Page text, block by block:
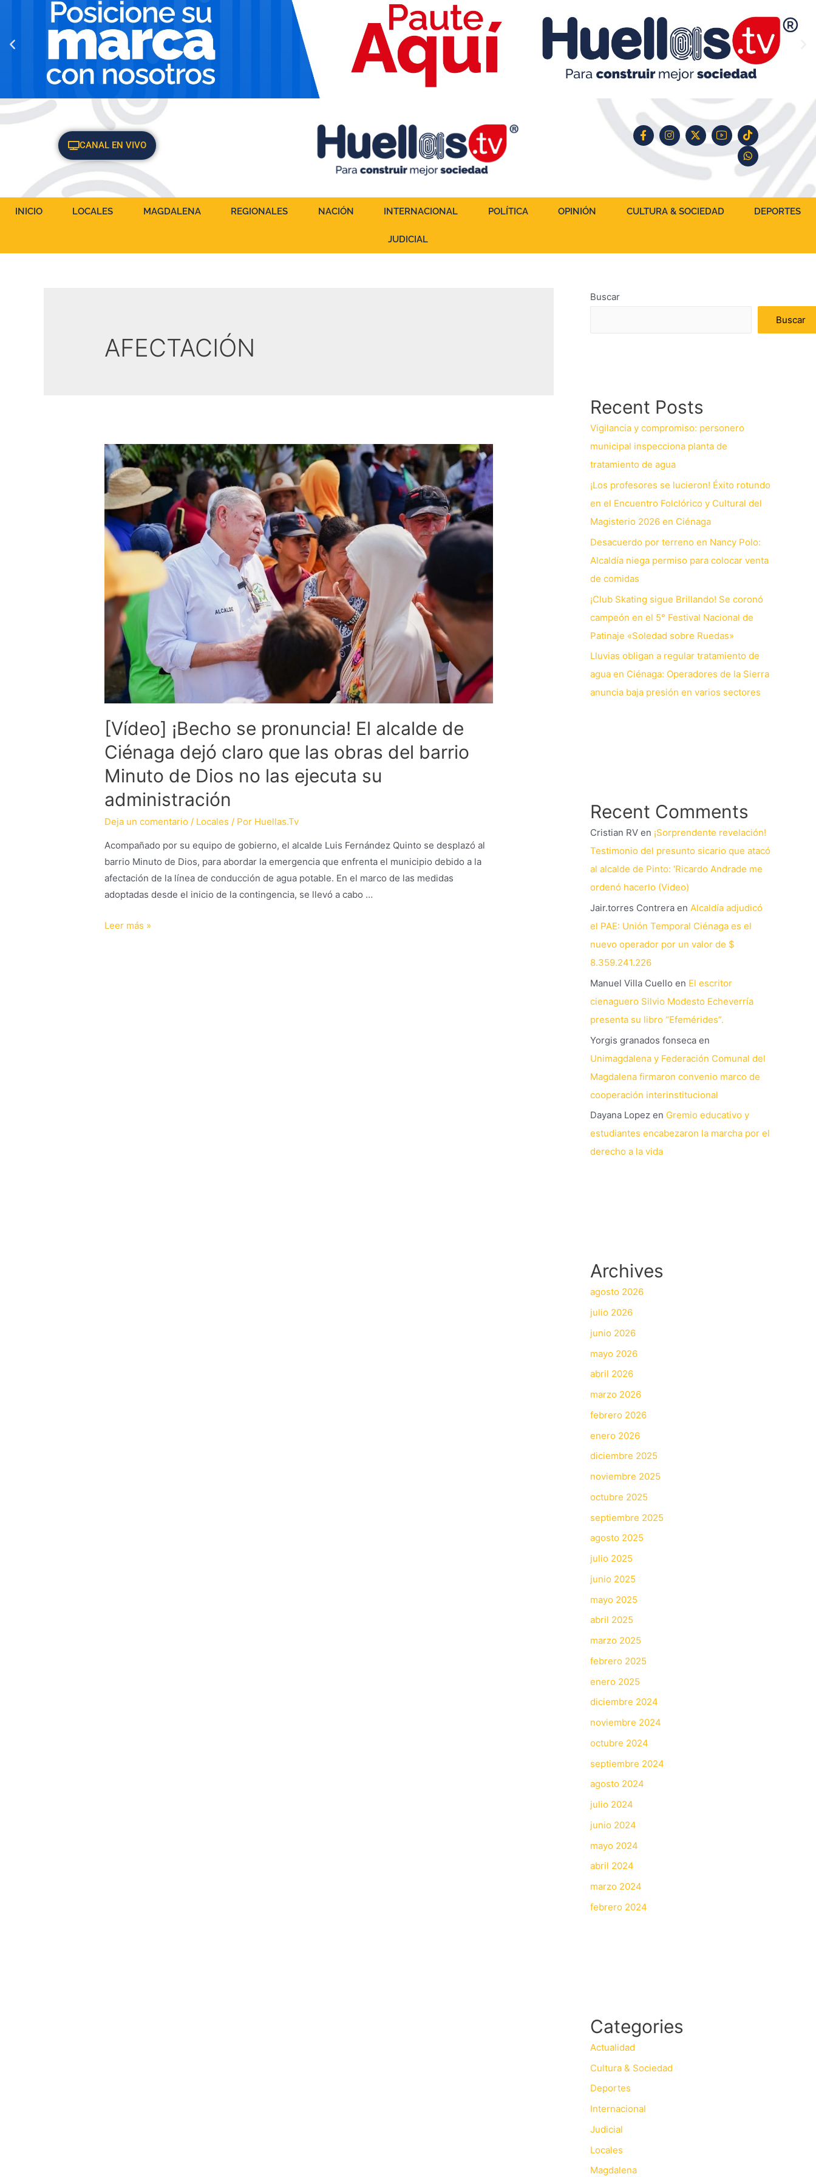
CANAL EN VIVO
INICIO LOCALES MAGDALENA REGIONALES NACIÓN INTERNACIONAL POLÍTICA OPINIÓN CULTURA & SOCIEDAD DEPORTES
JUDICIAL
AFECTACIÓN
[Vídeo] ¡Becho se pronuncia! El alcalde de
Ciénaga dejó claro que las obras del barrio
Minuto de Dios no las ejecuta su
administración
Deja un comentario / Locales / Por Huellas.Tv
Acompañado por su equipo de gobierno, el alcalde Luis Fernández Quinto se desplazó al
barrio Minuto de Dios, para abordar la emergencia que enfrenta el municipio debido a la
afectación de la línea de conducción de agua potable. En el marco de las medidas
adoptadas desde el inicio de la contingencia, se llevó a cabo …
Leer más »
Buscar
Buscar
Recent Posts
Vigilancia y compromiso: personero
municipal inspecciona planta de
tratamiento de agua
¡Los profesores se lucieron! Éxito rotundo
en el Encuentro Folclórico y Cultural del
Magisterio 2026 en Ciénaga
Desacuerdo por terreno en Nancy Polo:
Alcaldía niega permiso para colocar venta
de comidas
¡Club Skating sigue Brillando! Se coronó
campeón en el 5° Festival Nacional de
Patinaje «Soledad sobre Ruedas»
Lluvias obligan a regular tratamiento de
agua en Ciénaga: Operadores de la Sierra
anuncia baja presión en varios sectores
Recent Comments
Cristian RV en ¡Sorprendente revelación!
Testimonio del presunto sicario que atacó
al alcalde de Pinto: ‘Ricardo Andrade me
ordenó hacerlo (Video)
Jair.torres Contrera en Alcaldía adjudicó
el PAE: Unión Temporal Ciénaga es el
nuevo operador por un valor de $
8.359.241.226
Manuel Villa Cuello en El escritor
cienaguero Silvio Modesto Echeverría
presenta su libro “Efemérides”.
Yorgis granados fonseca en
Unimagdalena y Federación Comunal del
Magdalena firmaron convenio marco de
cooperación interinstitucional
Dayana Lopez en Gremio educativo y
estudiantes encabezaron la marcha por el
derecho a la vida
Archives
agosto 2026
julio 2026
junio 2026
mayo 2026
abril 2026
marzo 2026
febrero 2026
enero 2026
diciembre 2025
noviembre 2025
octubre 2025
septiembre 2025
agosto 2025
julio 2025
junio 2025
mayo 2025
abril 2025
marzo 2025
febrero 2025
enero 2025
diciembre 2024
noviembre 2024
octubre 2024
septiembre 2024
agosto 2024
julio 2024
junio 2024
mayo 2024
abril 2024
marzo 2024
febrero 2024
Categories
Actualidad
Cultura & Sociedad
Deportes
Internacional
Judicial
Locales
Magdalena